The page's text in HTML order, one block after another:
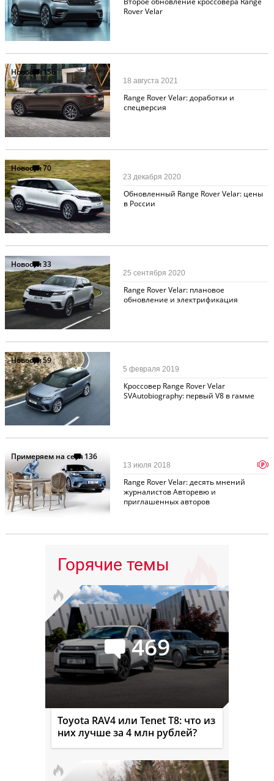
Rover Velar
Новости156
Range Rover Velar: доработки и
спецверсия
18 августа 2021
Новости70
Обновленный Range Rover Velar: цены
в России
23 декабря 2020
Новости33
Range Rover Velar: плановое
обновление и электрификация
25 сентября 2020
Новости59
Кроссовер Range Rover Velar
SVAutobiography: первый V8 в гамме
5 февраля 2019
Примеряем на себя 136
Range Rover Velar: десять мнений
журналистов Авторевю и
приглашенных авторов
13 июля 2018 p
Горячие темы
469
Toyota RAV4 или Tenet T8: что из
них лучше за 4 млн рублей?